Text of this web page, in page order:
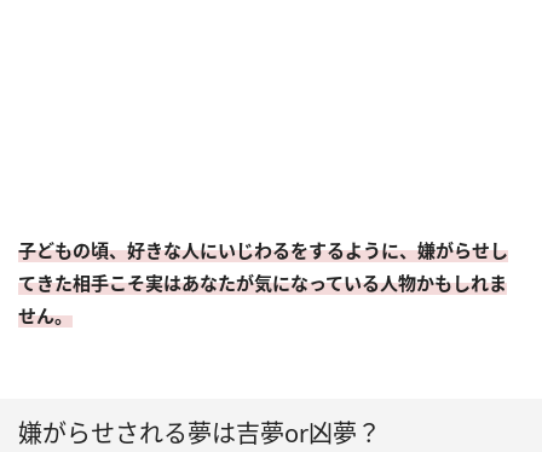
子どもの頃、好きな人にいじわるをするように、嫌がらせし
てきた相手こそ実はあなたが気になっている人物かもしれま
せん。
嫌がらせされる夢は吉夢or凶夢？